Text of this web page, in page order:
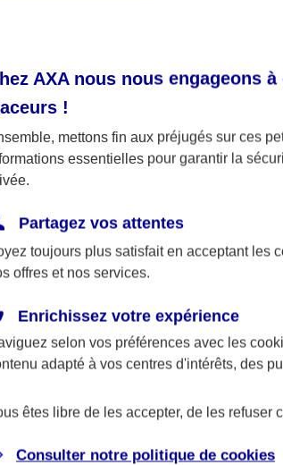
L'application Mon AXA Assurance
Assurance, tous vos contrats
AXA nous nous engageons
!
mettons fin aux préjugés sur ces
essentielles pour garantir la
Partagez vos attentes
toujours plus satisfait en acceptant les
offres et nos services.
Enrichissez votre expérience
selon vos préférences avec les
adapté à vos centres d'intérêts, des
êtes libre de les accepter, de les refuser
Consulter notre politique de cookies